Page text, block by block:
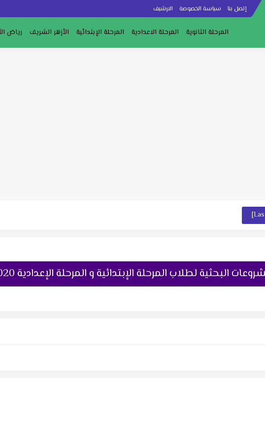
إتصل بنا سياسة الخصوصة الارشيف
المرحلة الثانوية المرحلة الاعدادية المرحلة الإبتدائية الأزهر الشريف رياض
البحثية لطلاب المرحلة الإبتدائية و المرحلة الإعدادية 2020 م